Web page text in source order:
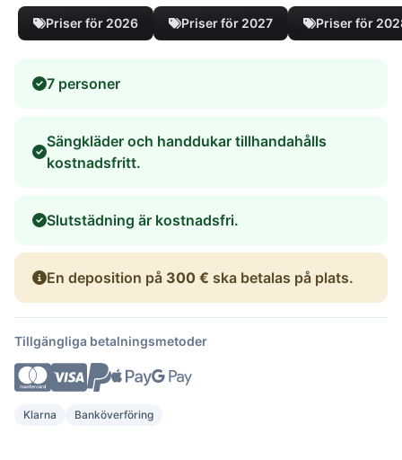
Priser för 2026 Priser för 2027 Priser för
7 personer
Sängkläder och handdukar tillhandahålls
kostnadsfritt.
Slutstädning är kostnadsfri.
En deposition på 300 € ska betalas på plats.
Tillgängliga betalningsmetoder
Klarna Banköverföring